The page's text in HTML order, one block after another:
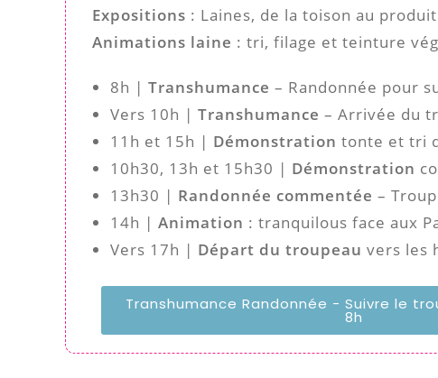
Expositions : Laines, de la toison au
Animations laine : tri, filage et teinture
8h | Transhumance – Randonnée pour
Vers 10h | Transhumance – Arrivée du
11h et 15h | Démonstration tonte et tri
10h30, 13h et 15h30 | Démonstration
13h30 | Randonnée commentée –
14h | Animation : tranquilous face aux
Vers 17h | Départ du troupeau vers les
Transhumance Randonnée - Suivre le
8h